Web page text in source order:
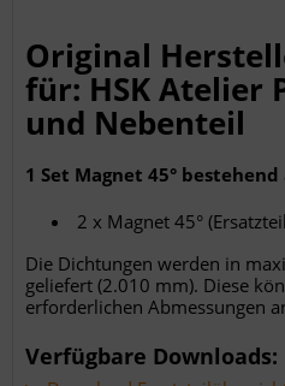
Original
für: HSK Atelier
und Nebenteil
1 Set Magnet 45° bestehend
2 x Magnet 45°
Die Dichtungen werden in
geliefert (2.010 mm). Diese
erforderlichen Abmessungen
Verfügbare Downloads: